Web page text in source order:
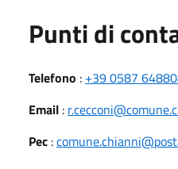
Punti di
Telefono : +39 0587
Email :
Pec :